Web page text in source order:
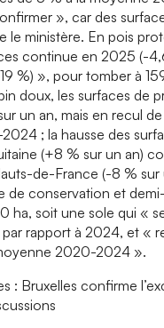
», car des
le ministère. En pois
continue en 2025 (-
%) », pour tomber à
doux, les surfaces de
un an, mais en recul
; la hausse des
(+8 % sur un an)
de-France (-8 %
de conservation et
ha, soit une sole qui «
par rapport à 2024, et «
2020-2024 ».
: Bruxelles confirme